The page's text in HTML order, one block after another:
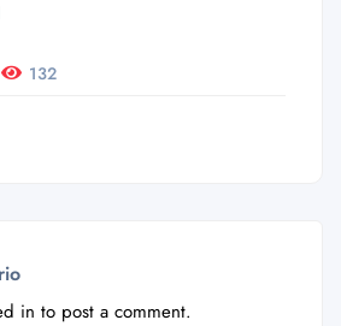
132
in to post a comment.